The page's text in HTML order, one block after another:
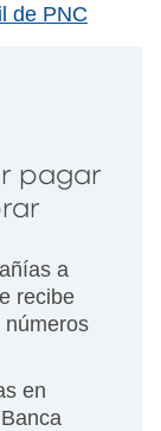
de PNC
pagar
a
recibe
números
en